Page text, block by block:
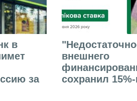
в
за
внешнего
сохранил